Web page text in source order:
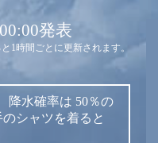
発表
1時間ごとに更新されます。
降水確率は 50％の
シャツを着ると